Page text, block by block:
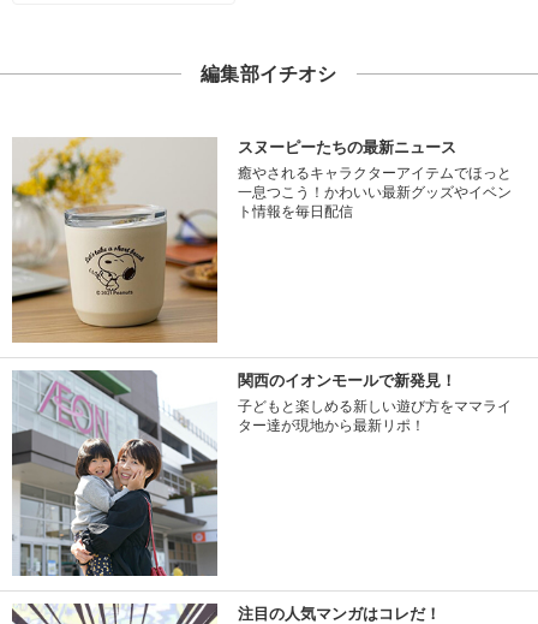
編集部イチオシ
スヌーピーたちの最新ニュース
癒やされるキャラクターアイテムでほっと
一息つこう！かわいい最新グッズやイベン
ト情報を毎日配信
関西のイオンモールで新発見！
子どもと楽しめる新しい遊び方をママライ
ター達が現地から最新リポ！
注目の人気マンガはコレだ！